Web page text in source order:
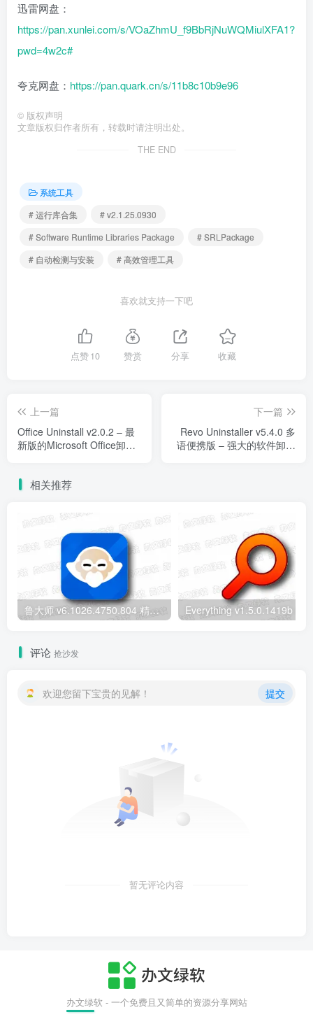
迅雷网盘：
https://pan.xunlei.com/s/VOaZhmU_f9BbRjNuWQMiulXFA1?
pwd=4w2c#
夸克网盘： https://pan.quark.cn/s/11b8c10b9e96
© 版权声明
文章版权归作者所有，转载时请注明出处。
THE END
系统工具
# 运行库合集
# v2.1.25.0930
# Software Runtime Libraries Package
# SRLPackage
# 自动检测与安装
# 高效管理工具
喜欢就支持一下吧
点赞10 赞赏 分享 收藏
上一篇
Office Uninstall v2.0.2 – 最
新版的Microsoft Office卸载
下一篇
Revo Uninstaller v5.4.0 多
语便携版 – 强大的软件卸载
相关推荐
鲁大师 v6.1026.4750.804 精简单文件绿色版 – 轻量级硬件检测工具
评论 抢沙发
欢迎您留下宝贵的见解！ 提交
暂无评论内容
办文绿软 - 一个免费且又简单的资源分享网站